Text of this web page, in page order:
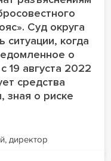
Суд округа
ситуации, когда
о
19 августа 2022
средства
зная о риске
директор